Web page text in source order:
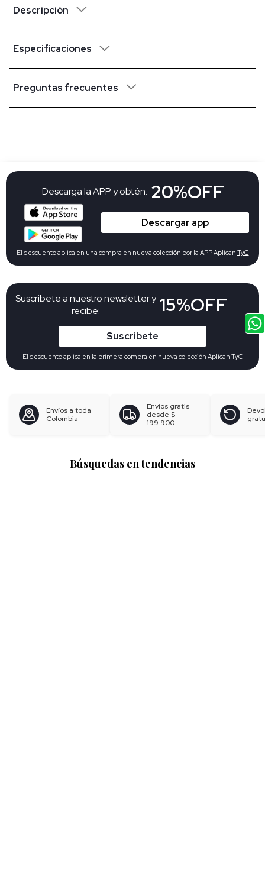
Descripción
Especificaciones
Preguntas frecuentes
Suscribete a nuestro newsletter y
recibe:
15%OFF
Suscribete
El descuento aplica en la primera compra en nueva colección Aplican TyC
Descarga la APP y obtén: 20%OFF
Descargar app
El descuento aplica en una compra en nueva colección por la APP Aplican TyC
Envíos a toda
Colombia
Envíos gratis
desde $
199.900
Búsquedas en tendencias